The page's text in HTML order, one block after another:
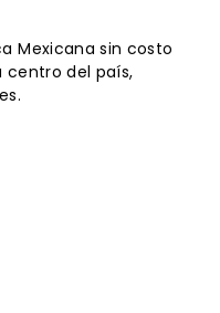
Mexicana sin costo
centro del país,